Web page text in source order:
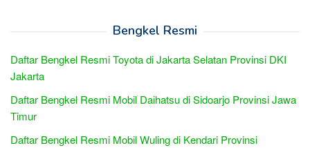
Bengkel Resmi
Daftar Bengkel Resmi Toyota di Jakarta Selatan Provinsi DKI
Jakarta
Daftar Bengkel Resmi Mobil Daihatsu di Sidoarjo Provinsi Jawa
Timur
Daftar Bengkel Resmi Mobil Wuling di Kendari Provinsi